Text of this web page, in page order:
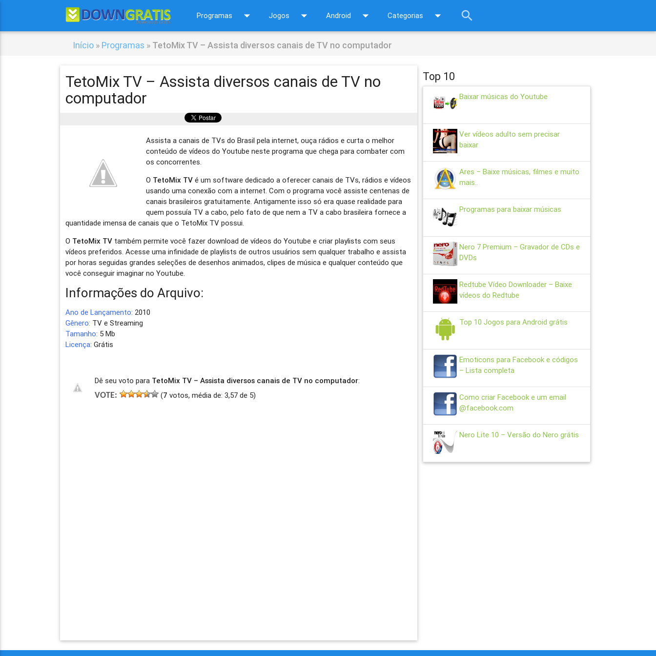
Programas arrow_drop_down Jogos arrow_drop_down Android arrow_drop_down Categorias arrow_drop_down search
Início » Programas » TetoMix TV – Assista diversos canais de TV no computador
TetoMix TV – Assista diversos canais de TV no
computador
Assista a canais de TVs do Brasil pela internet, ouça rádios e curta o melhor
conteúdo de vídeos do Youtube neste programa que chega para combater com
os concorrentes.
O TetoMix TV é um software dedicado a oferecer canais de TVs, rádios e vídeos
usando uma conexão com a internet. Com o programa você assiste centenas de
canais brasileiros gratuitamente. Antigamente isso só era quase realidade para
quem possuía TV a cabo, pelo fato de que nem a TV a cabo brasileira fornece a
quantidade imensa de canais que o TetoMix TV possui.
O TetoMix TV também permite você fazer download de vídeos do Youtube e criar playlists com seus
vídeos preferidos. Acesse uma infinidade de playlists de outros usuários sem qualquer trabalho e assista
por horas seguidas grandes seleções de desenhos animados, clipes de música e qualquer conteúdo que
você conseguir imaginar no Youtube.
Informações do Arquivo:
Ano de Lançamento: 2010
Gênero: TV e Streaming
Tamanho: 5 Mb
Licença: Grátis
Dê seu voto para TetoMix TV – Assista diversos canais de TV no computador:
VOTE:
(7 votos, média de:3,57 de 5)
Top 10
Baixar músicas do Youtube
Ver vídeos adulto sem precisar
baixar
Ares – Baixe músicas, filmes e muito
mais..
Programas para baixar músicas
Nero 7 Premium – Gravador de CDs e
DVDs
Redtube Vídeo Downloader – Baixe
vídeos do Redtube
Top 10 Jogos para Android grátis
Emoticons para Facebook e códigos
– Lista completa
Como criar Facebook e um email
@facebook.com
Nero Lite 10 – Versão do Nero grátis